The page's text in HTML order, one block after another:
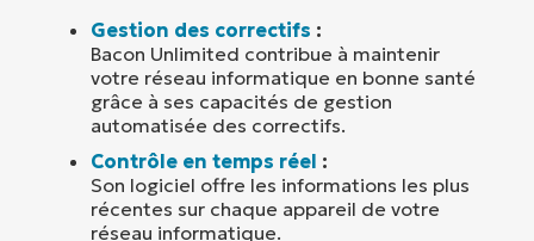
Gestion des correctifs :
Bacon Unlimited contribue à maintenir
votre réseau informatique en bonne santé
grâce à ses capacités de gestion
automatisée des correctifs.
Contrôle en temps réel :
Son logiciel offre les informations les plus
récentes sur chaque appareil de votre
réseau informatique.